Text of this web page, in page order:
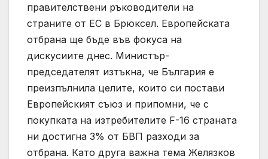
правителствени ръководители на
страните от ЕС в Брюксел. Европейската
отбрана ще бъде във фокуса на
дискусиите днес. Министър-
председателят изтъкна, че България е
преизпълнила целите, които си постави
Европейският съюз и припомни, че с
покупката на изтребителите F-16 страната
ни достигна 3% от БВП разходи за
отбрана. Като друга важна тема Желязков